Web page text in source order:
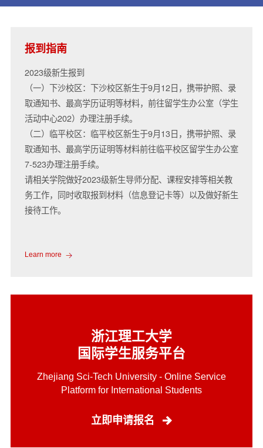
报到指南
2023级新生报到
（一）下沙校区：下沙校区新生于9月12日，携带护照、录
取通知书、最高学历证明等材料，前往留学生办公室（学生
活动中心202）办理注册手续。
（二）临平校区：临平校区新生于9月13日，携带护照、录
取通知书、最高学历证明等材料前往临平校区留学生办公室
7-523办理注册手续。
请相关学院做好2023级新生导师分配、课程安排等相关教
务工作，同时收取报到材料（信息登记卡等）以及做好新生
接待工作。
Learn more
浙江理工大学
国际学生服务平台
Zhejiang Sci-Tech University - Online Service
Platform for International Students
立即申请报名